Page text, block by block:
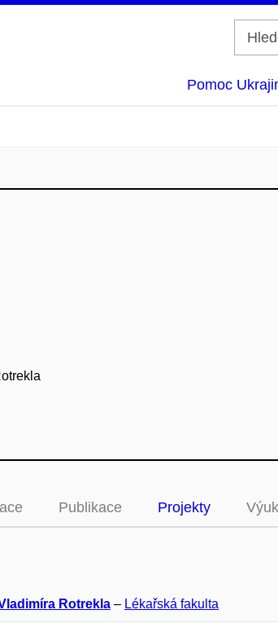
Pomoc
Publikace Projekty
Rotrekla – Lékařská fakulta